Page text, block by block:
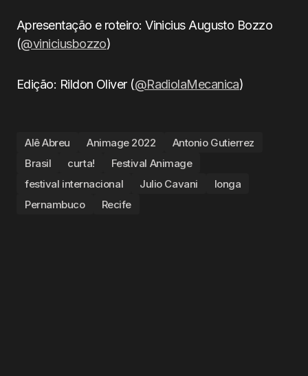
Apresentação e roteiro: Vinicius Augusto Bozzo
(@viniciusbozzo)
Edição: Rildon Oliver (@RadiolaMecanica)
Alê Abreu Animage 2022
Antonio Gutierrez
Brasil
curta!
Festival Animage
festival internacional
Julio Cavani
longa
Pernambuco
Recife